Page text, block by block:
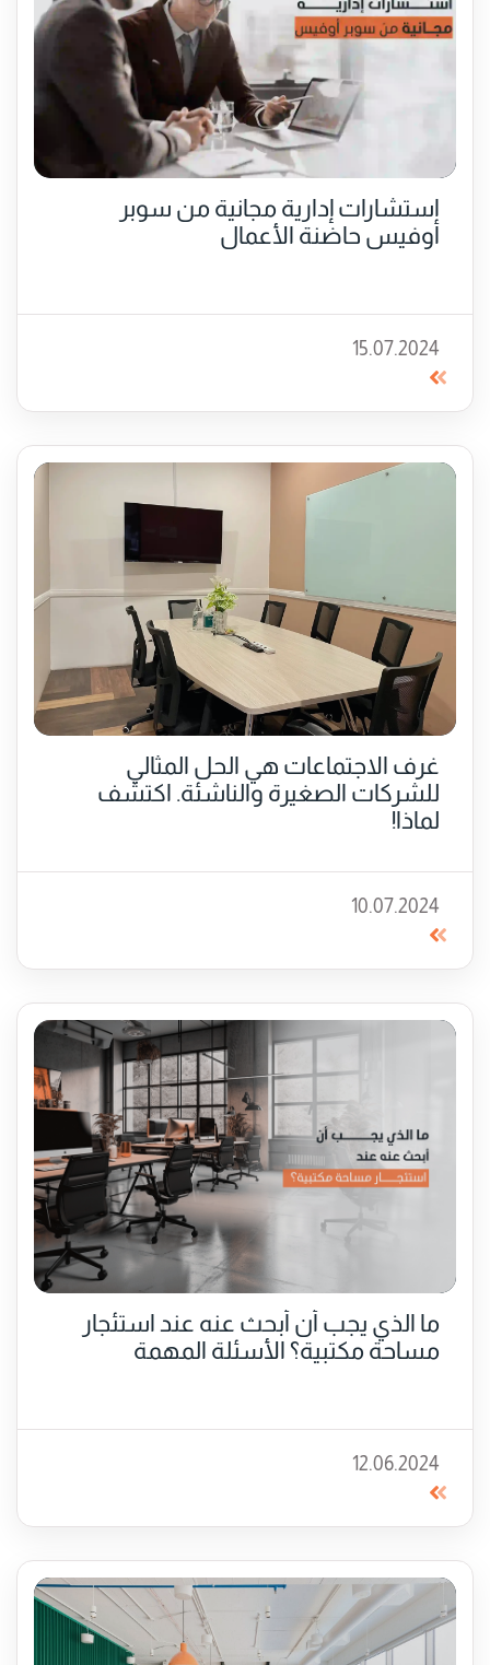
استشارات إدارية مجانية من سوبر
أوفيس حاضنة الأعمال
15.07.2024
غرف الاجتماعات هي الحل المثالي
للشركات الصغيرة والناشئة. اكتشف
لماذا!
10.07.2024
ما الذي يجب أن أبحث عنه عند استئجار
مساحة مكتبية؟ الأسئلة المهمة
12.06.2024